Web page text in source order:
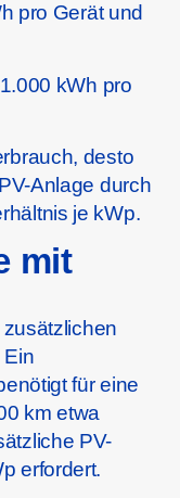
pro Gerät und
kWh pro
desto
Anlage durch
je kWp.
mit
Ein
für eine
km etwa
PV-
erfordert.